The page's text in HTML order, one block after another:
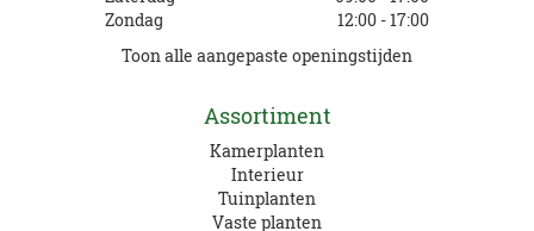
Zondag
12:00 - 17:00
Toon alle aangepaste openingstijden
Assortiment
Kamerplanten
Interieur
Tuinplanten
Vaste planten